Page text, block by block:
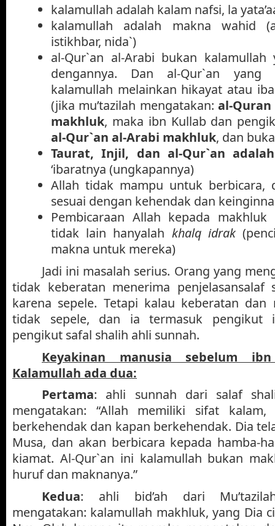
kalamullah adalah kalam nafsi, la
kalamullah adalah makna wahid
istikhbar, nida`)
al-Qur`an al-Arabi bukan kalamullah
dengannya. Dan al-Qur`an yang
kalamullah melainkan hikayat atau
(jika mu’tazilah mengatakan: al-
makhluk, maka ibn Kullab dan
al-Qur`an al-Arabi makhluk, dan
Taurat, Injil, dan al-Qur`an
‘ibaratnya (ungkapannya)
Allah tidak mampu untuk berbicara,
sesuai dengan kehendak dan
Pembicaraan Allah kepada
tidak lain hanyalah khalq idrak
makna untuk mereka)
Jadi ini masalah serius. Orang yang
tidak keberatan menerima penjelasansalaf
karena sepele. Tetapi kalau keberatan dan
tidak sepele, dan ia termasuk pengikut
pengikut safal shalih ahli sunnah.
Keyakinan manusia sebelum
Kalamullah ada dua:
Pertama: ahli sunnah dari salaf
mengatakan: “Allah memiliki sifat
berkehendak dan kapan berkehendak. Dia
Musa, dan akan berbicara kepada hamba-
kiamat. Al-Qur`an ini kalamullah bukan
huruf dan maknanya.”
Kedua: ahli bid’ah dari
mengatakan: kalamullah makhluk, yang Dia